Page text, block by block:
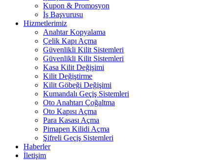
Kupon & Promosyon
İş Başvurusu
Hizmetlerimiz
Anahtar Kopyalama
Çelik Kapı Açma
Güvenlikli Kilit Sistemleri
Güvenlikli Kilit Sistemleri
Kasa Kilit Değişimi
Kilit Değiştirme
Kilit Göbeği Değişimi
Kumandalı Geçiş Sistemleri
Oto Anahtarı Çoğaltma
Oto Kapısı Açma
Para Kasası Açma
Pimapen Kilidi Açma
Şifreli Geçiş Sistemleri
Haberler
İletişim